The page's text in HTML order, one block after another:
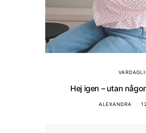
Hej igen – utan
ALEXANDRA